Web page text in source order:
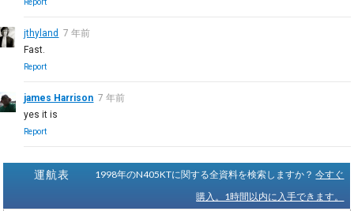
jthyland
7 年前
Fast.
Report
james Harrison 7 年前
yes it is
Report
運航表 1998年のN405KTに関する全資料を検索しますか？今すぐ
購入。1時間以内に入手できます。